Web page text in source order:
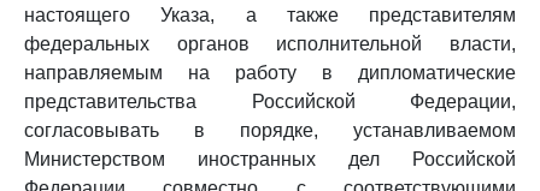
настоящего Указа, а также представителям
федеральных органов исполнительной власти,
направляемым на работу в дипломатические
представительства Российской Федерации,
согласовывать в порядке, устанавливаемом
Министерством иностранных дел Российской